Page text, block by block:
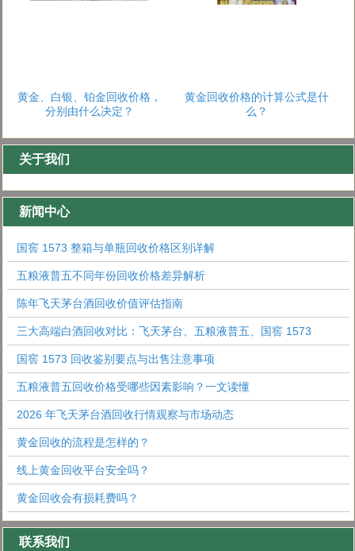
黄金、白银、铂金回收价格，
分别由什么决定？
黄金回收价格的计算公式是什
么？
关于我们
新闻中心
国窖 1573 整箱与单瓶回收价格区别详解
五粮液普五不同年份回收价格差异解析
陈年飞天茅台酒回收价值评估指南
三大高端白酒回收对比：飞天茅台、五粮液普五、国窖 1573
国窖 1573 回收鉴别要点与出售注意事项
五粮液普五回收价格受哪些因素影响？一文读懂
2026 年飞天茅台酒回收行情观察与市场动态
黄金回收的流程是怎样的？
线上黄金回收平台安全吗？
黄金回收会有损耗费吗？
联系我们